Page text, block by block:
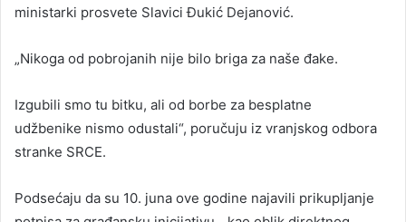
ministarki prosvete Slavici Đukić Dejanović.
„Nikoga od pobrojanih nije bilo briga za naše đake.
Izgubili smo tu bitku, ali od borbe za besplatne
udžbenike nismo odustali“, poručuju iz vranjskog odbora
stranke SRCE.
Podsećaju da su 10. juna ove godine najavili prikupljanje